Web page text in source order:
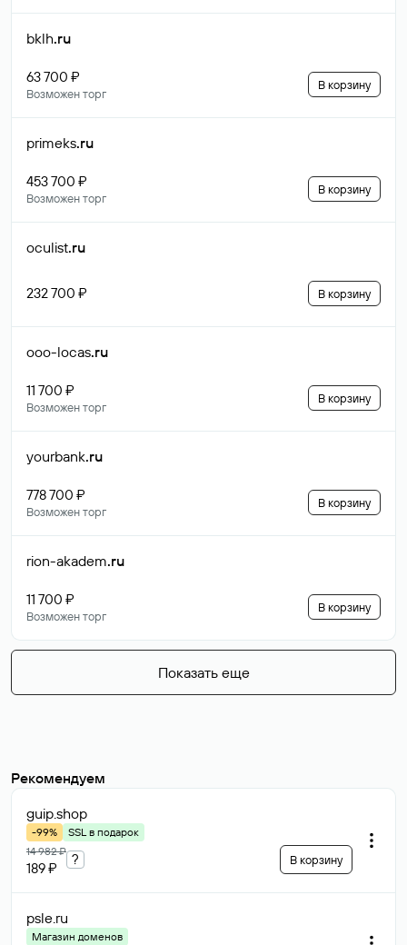
bklh.ru
63 700 ₽
Возможен торг
В корзину
primeks.ru
453 700 ₽
Возможен торг
В корзину
oculist.ru
232 700 ₽ В корзину
ooo-locas.ru
11 700 ₽
Возможен торг
В корзину
yourbank.ru
778 700 ₽
Возможен торг
В корзину
rion-akadem.ru
11 700 ₽
Возможен торг
В корзину
Показать еще
Рекомендуем
guip.shop
-99%
SSL в подарок
14 982 ₽
189 ₽
? В корзину
psle.ru
Магазин доменов